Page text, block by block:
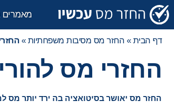
מאמרים
דף הבית » החזר מס מסיבות משפחתיות »
החזרי מס
החזר מס יאושר בסיטואציה בה ירד יותר מס